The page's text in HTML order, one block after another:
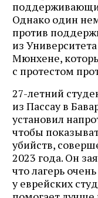
Однако один
против
из
Мюнхене,
с протестом
27-летний
из Пассау в
установил
чтобы
убийств,
2023 года. Он
что лагерь
у еврейских